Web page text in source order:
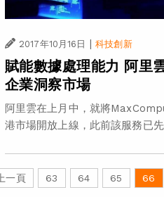
2017年10月16日 | 科技創新
賦能數據處理能力 阿
企業洞察市場
阿里雲在上月中，就將
港市場開放上線，此前該服務已
上一頁 63 64 65 66